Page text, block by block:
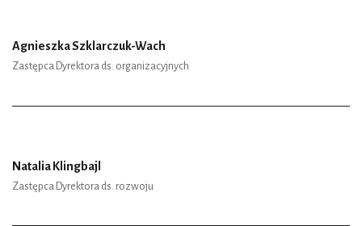
Agnieszka Szklarczuk-Wach
Zastępca Dyrektora ds. organizacyjnych
Natalia Klingbajl
Zastępca Dyrektora ds. rozwoju